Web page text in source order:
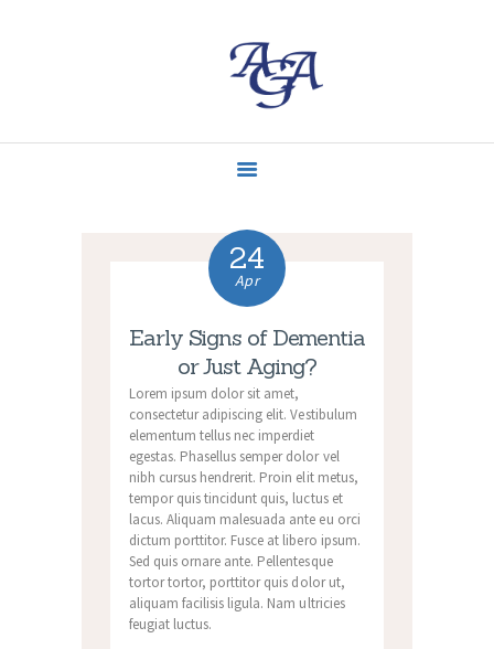
ACTUALITÉS
24
Apr
Early Signs of Dementia
or Just Aging?
Lorem ipsum dolor sit amet,
consectetur adipiscing elit. Vestibulum
elementum tellus nec imperdiet
egestas. Phasellus semper dolor vel
nibh cursus hendrerit. Proin elit metus,
tempor quis tincidunt quis, luctus et
lacus. Aliquam malesuada ante eu orci
dictum porttitor. Fusce at libero ipsum.
Sed quis ornare ante. Pellentesque
tortor tortor, porttitor quis dolor ut,
aliquam facilisis ligula. Nam ultricies
feugiat luctus.